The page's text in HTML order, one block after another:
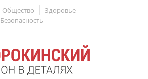
Общество
Здоровье
Безопасность